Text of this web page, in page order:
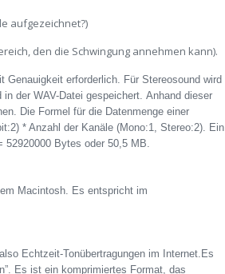
aufgezeichnet?)
den die Schwingung annehmen kann).
erforderlich. Für Stereosound wird
der WAV-Datei gespeichert. Anhand dieser
Die Formel für die Datenmenge einer
* Anzahl der Kanäle (Mono:1, Stereo:2). Ein
52920000 Bytes oder 50,5 MB.
Macintosh. Es entspricht im
Echtzeit-Tonübertragungen im Internet.Es
Es ist ein komprimiertes Format, das